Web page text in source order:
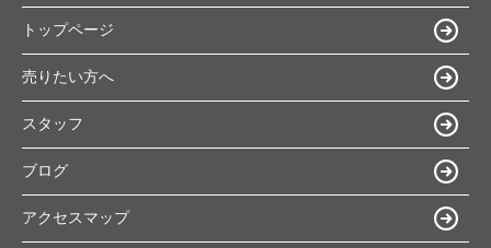
トップページ
売りたい方へ
スタッフ
ブログ
アクセスマップ